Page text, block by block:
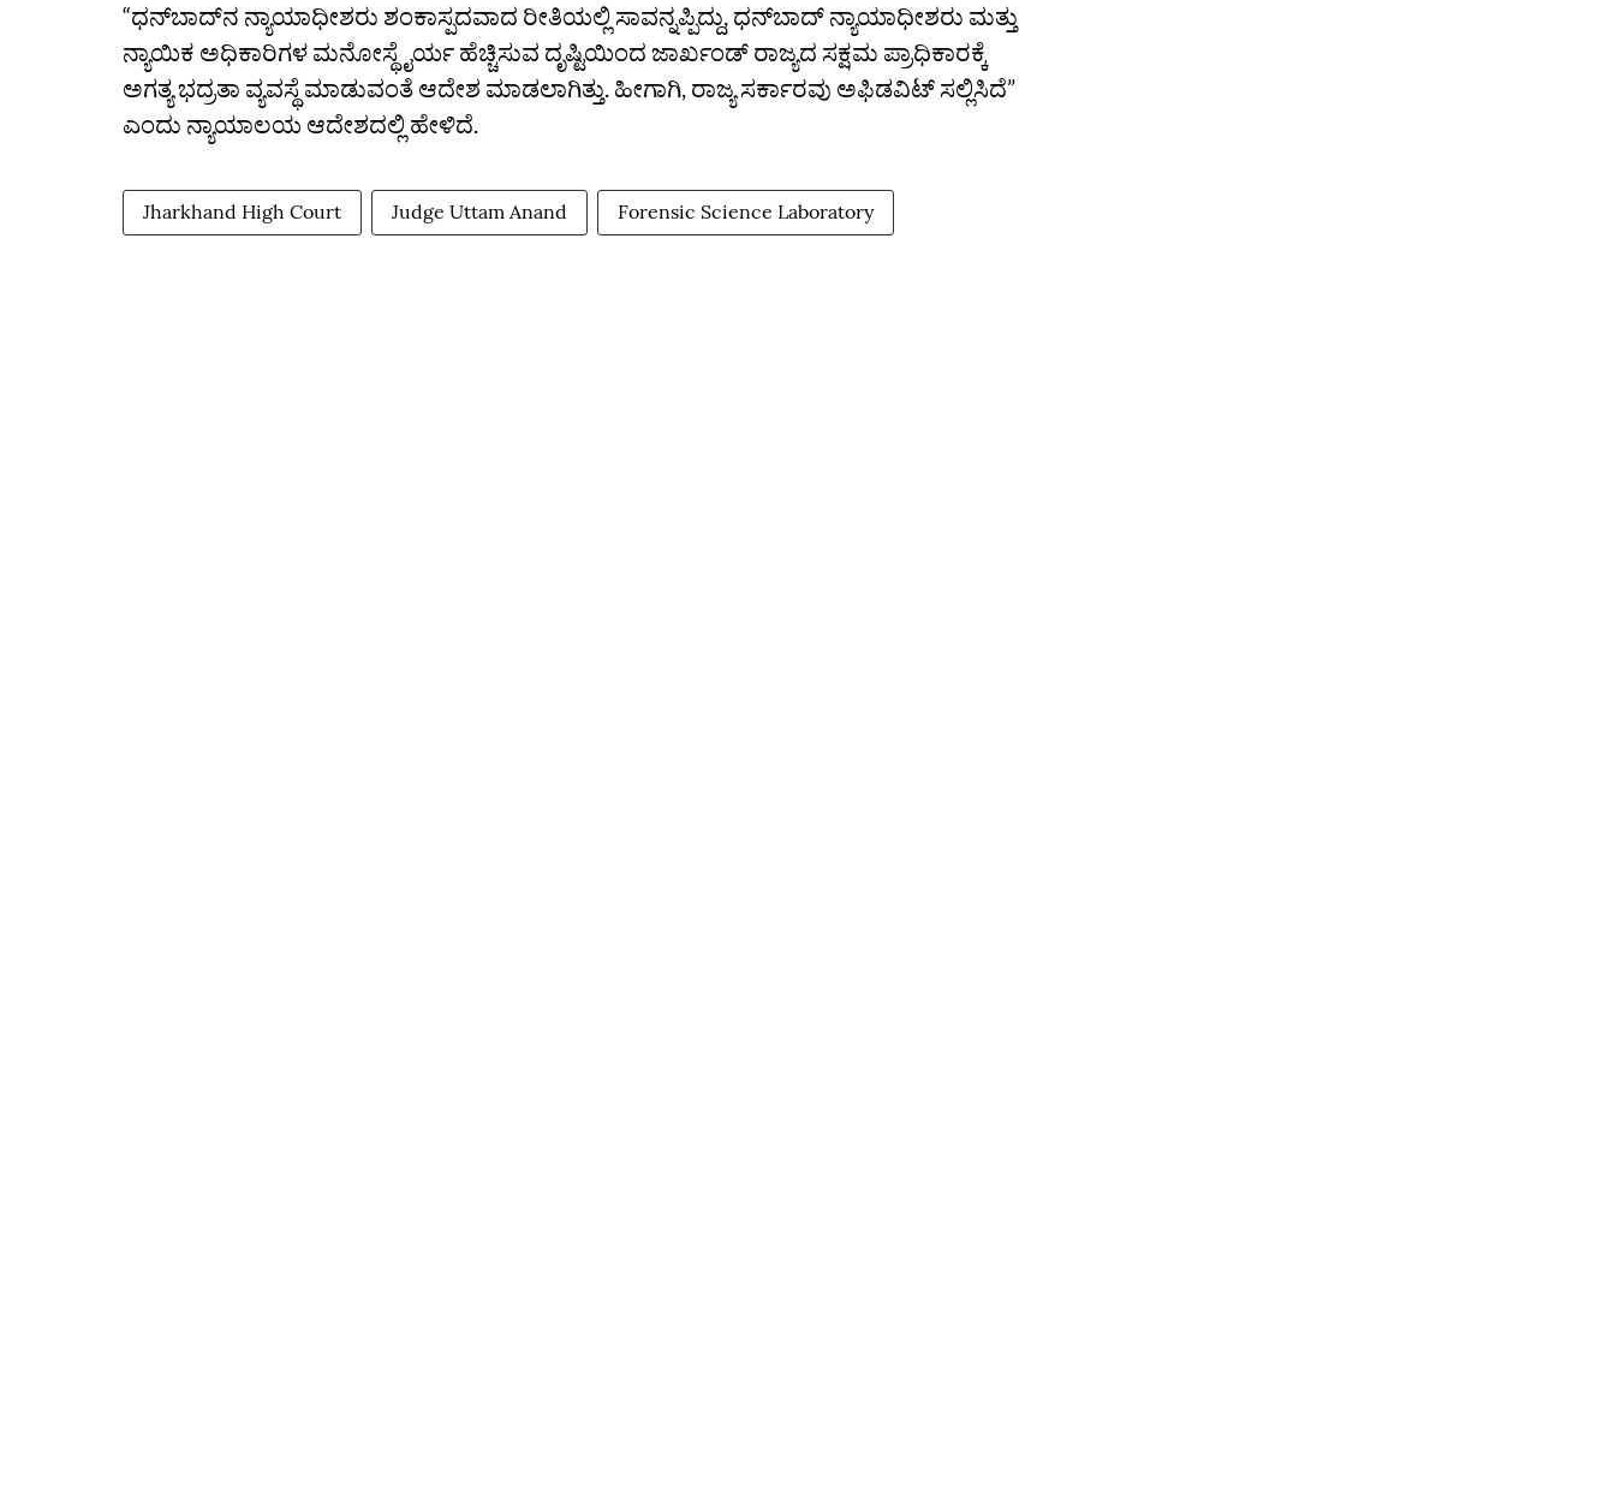
“ಧನ್‌ಬಾದ್‌ನ ನ್ಯಾಯಾಧೀಶರು ಶಂಕಾಸ್ಪದವಾದ ರೀತಿಯಲ್ಲಿ ಸಾವನ್ನಪ್ಪಿದ್ದು, ಧನ್‌ಬಾದ್‌ ನ್ಯಾಯಾಧೀಶರು ಮತ್ತು
ನ್ಯಾಯಿಕ ಅಧಿಕಾರಿಗಳ ಮನೋಸ್ಥೈರ್ಯ ಹೆಚ್ಚಿಸುವ ದೃಷ್ಟಿಯಿಂದ ಜಾರ್ಖಂಡ್‌ ರಾಜ್ಯದ ಸಕ್ಷಮ ಪ್ರಾಧಿಕಾರಕ್ಕೆ
ಅಗತ್ಯ ಭದ್ರತಾ ವ್ಯವಸ್ಥೆ ಮಾಡುವಂತೆ ಆದೇಶ ಮಾಡಲಾಗಿತ್ತು. ಹೀಗಾಗಿ, ರಾಜ್ಯ ಸರ್ಕಾರವು ಅಫಿಡವಿಟ್‌ ಸಲ್ಲಿಸಿದೆ”
ಎಂದು ನ್ಯಾಯಾಲಯ ಆದೇಶದಲ್ಲಿ ಹೇಳಿದೆ.
Jharkhand High Court Judge Uttam Anand Forensic Science Laboratory